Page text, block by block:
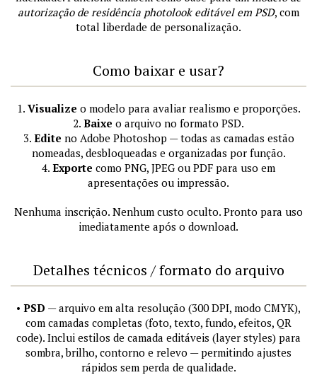
autorização de residência photolook editável em PSD, com
total liberdade de personalização.
Como baixar e usar?
1. Visualize o modelo para avaliar realismo e proporções.
2. Baixe o arquivo no formato PSD.
3. Edite no Adobe Photoshop — todas as camadas estão
nomeadas, desbloqueadas e organizadas por função.
4. Exporte como PNG, JPEG ou PDF para uso em
apresentações ou impressão.
Nenhuma inscrição. Nenhum custo oculto. Pronto para uso
imediatamente após o download.
Detalhes técnicos / formato do arquivo
• PSD — arquivo em alta resolução (300 DPI, modo CMYK),
com camadas completas (foto, texto, fundo, efeitos, QR
code). Inclui estilos de camada editáveis (layer styles) para
sombra, brilho, contorno e relevo — permitindo ajustes
rápidos sem perda de qualidade.